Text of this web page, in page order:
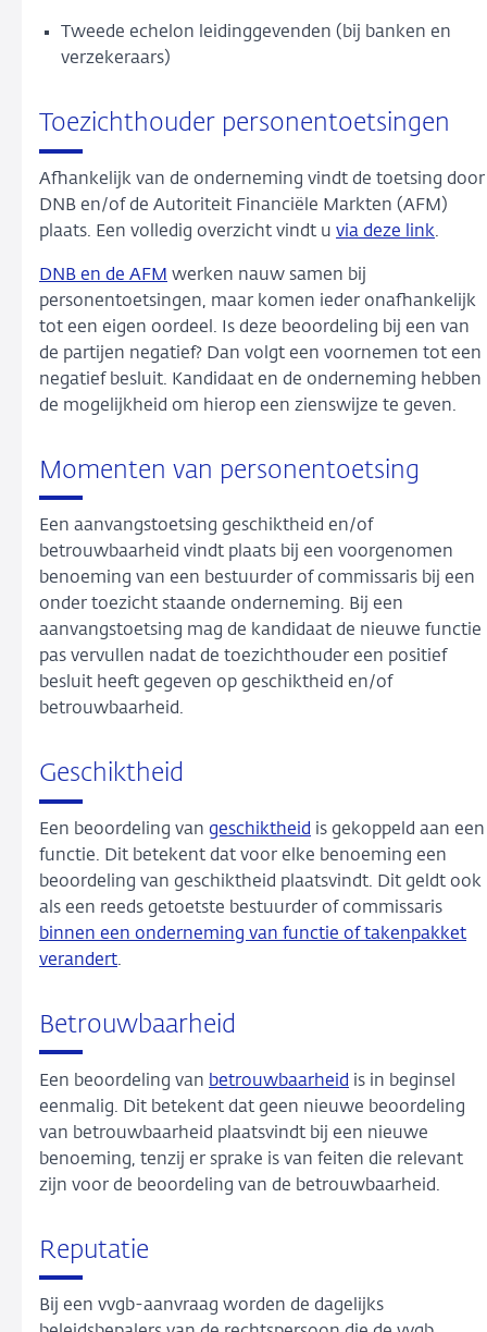
Tweede echelon leidinggevenden (bij banken en
verzekeraars)
Toezichthouder personentoetsingen
Afhankelijk van de onderneming vindt de toetsing door
DNB en/of de Autoriteit Financiële Markten (AFM)
plaats. Een volledig overzicht vindt u via deze link.
DNB en de AFM werken nauw samen bij
personentoetsingen, maar komen ieder onafhankelijk
tot een eigen oordeel. Is deze beoordeling bij een van
de partijen negatief? Dan volgt een voornemen tot een
negatief besluit. Kandidaat en de onderneming hebben
de mogelijkheid om hierop een zienswijze te geven.
Momenten van personentoetsing
Een aanvangstoetsing geschiktheid en/of
betrouwbaarheid vindt plaats bij een voorgenomen
benoeming van een bestuurder of commissaris bij een
onder toezicht staande onderneming. Bij een
aanvangstoetsing mag de kandidaat de nieuwe functie
pas vervullen nadat de toezichthouder een positief
besluit heeft gegeven op geschiktheid en/of
betrouwbaarheid.
Geschiktheid
Een beoordeling van geschiktheid is gekoppeld aan een
functie. Dit betekent dat voor elke benoeming een
beoordeling van geschiktheid plaatsvindt. Dit geldt ook
als een reeds getoetste bestuurder of commissaris
binnen een onderneming van functie of takenpakket
verandert.
Betrouwbaarheid
Een beoordeling van betrouwbaarheid is in beginsel
eenmalig. Dit betekent dat geen nieuwe beoordeling
van betrouwbaarheid plaatsvindt bij een nieuwe
benoeming, tenzij er sprake is van feiten die relevant
zijn voor de beoordeling van de betrouwbaarheid.
Reputatie
Bij een vvgb-aanvraag worden de dagelijks